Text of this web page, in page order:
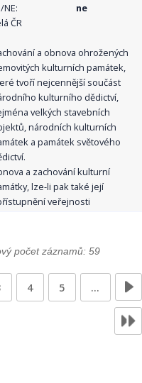
ne
ČR
a obnova ohrožených
kulturních památek,
tvoří nejcennější součást
kulturního dědictví,
velkých stavebních
národních kulturních
a památek světového
a zachování kulturní
lze-li pak také její
veřejnosti
počet záznamů: 59
4 5 …